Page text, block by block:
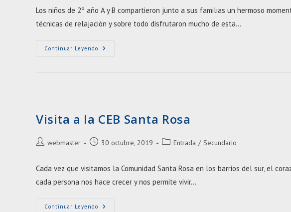
entrada:
entrada:
Los niños de 2º año A y B compartieron junto a sus familias un hermoso
técnicas de relajación y sobre todo disfrutaron mucho de esta…
Continuar Leyendo Clase
Visita a la CEB Santa Rosa
Autor
entrada:
webmaster
Entrada30 octubre, 2019
Categoría
entrada:
Entrada / Secundario
Cada vez que visitamos la Comunidad Santa Rosa en los barrios del sur, el
cada persona nos hace crecer y nos permite vivir…
Continuar Leyendo Visita